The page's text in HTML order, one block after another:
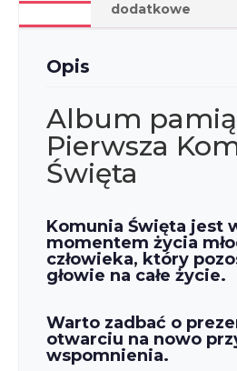
dodatkowe
Opis
Album
Pierwsza
Święta
Komunia Święta jest
momentem życia
człowieka, który
głowie na całe życie.
Warto zadbać o
otwarciu na nowo
wspomnienia.